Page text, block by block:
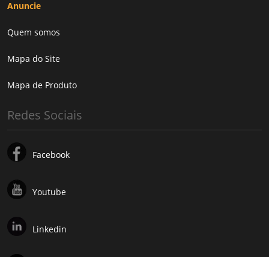
Anuncie
Quem somos
Mapa do Site
Mapa de Produto
Redes Sociais
Facebook
Youtube
Linkedin